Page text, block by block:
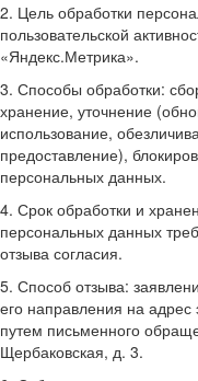
2. Цель обработки
пользовательской
«Яндекс.Метрика».
3. Способы обработки:
хранение, уточнение
использование,
предоставление),
персональных данных.
4. Срок обработки и
персональных данных
отзыва согласия.
5. Способ отзыва:
его направления на
путем письменного
Щербаковская, д. 3.